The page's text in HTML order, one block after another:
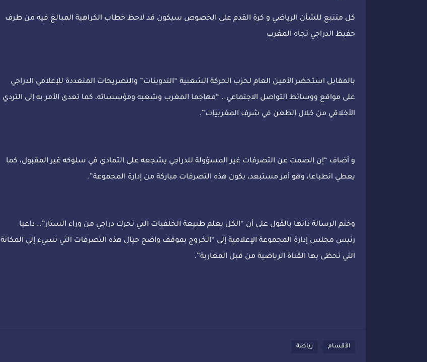
كل متتبع للشأن الرياضي و كرة القدم على الخصوص سيكون قد لاحظ خطاب الكراهية المبالغ فيه من طرف
حفيظ الدراجي تجاه المغرب
بالمقابل استحضر الأمين العام لحزب الحركة الشعبية “التدوينات” والتصريحات المتعددة للإعلامي الدراجي
على مواقع ووسائط التواصل الاجتماعي.. “مهاجما المغرب وشعبه ومؤسساته، كما تعدى الأمر به إلى التردي
الأخلاقي من خلال الطعن في شرف المغربيات”.
و أضاف “إن الصمت عن التصرفات غير المسؤولة للدراجي يشجعه على التمادي في سلوكه غير المقبول، كما
يعطي انطباعا، وهو أمر مستبعد، بكون هذه التصرفات مباركة من إدارة المجموعة”.
وختم الرسالة ذاتها بالقول على أن “الكل يعلم طبيعة الخلفيات التي تحرك دراجي من وراء الستار”.. داعيا
رئيس مجلس إدارة المجموعة الإعلامية إلى “الخروج بموقف واضح حيال هذه التصرفات التي تسيء إلى المكانة
التي تحظى بها القناة الرياضية من قبل المغاربة”.
الأقسام رياضة